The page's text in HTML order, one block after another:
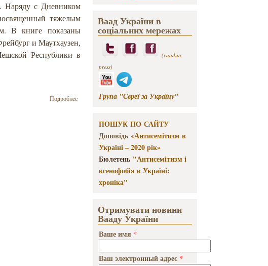
Наряду с Дневником
тяжелым
В книге показаны
и Маутхаузен,
Республики в
Подробнеео Дневник
оккупации и
Холокосте
Ваад України в
соціальних мережах
(vaadua
press)
Група "Євреї за Україну"
ПОШУК ПО САЙТУ
Доповідь «Антисемітизм в
Україні – 2020 рік»
Бюлетень "Антисемітизм і
ксенофобія в Україні:
хроніка"
Отримувати новини
Вааду України
Ваше имя *
Ваш электронный адрес *